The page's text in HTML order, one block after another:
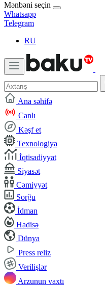
Mənbəni seçin
Whatsapp
Telegram
RU
Ana səhifə
Canlı
Kəşf et
Texnologiya
İqtisadiyyat
Siyasət
Cəmiyyət
Sorğu
İdman
Hadisə
Dünya
Press reliz
Verilişlər
Arzunun vaxtı